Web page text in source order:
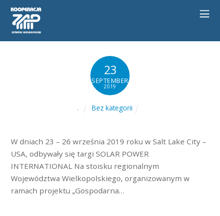
23
SEPTEMBER
2019
. Bez kategorii
W dniach 23 – 26 września 2019 roku w Salt Lake City –
USA, odbywały się targi SOLAR POWER
INTERNATIONAL Na stoisku regionalnym
Województwa Wielkopolskiego, organizowanym w
ramach projektu „Gospodarna…